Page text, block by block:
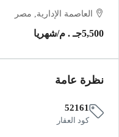
العاصمة الإدارية, مصر
5,500جـ . م /شهريا
نظرة عامة
52161
كود العقار